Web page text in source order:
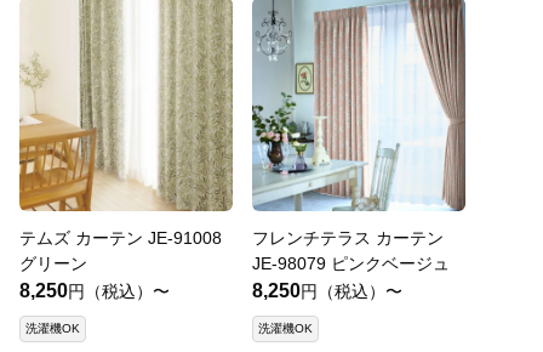
テムズ カーテン JE-91008
グリーン
8,250円（税込）〜
洗濯機OK
フレンチテラス カーテン
JE-98079 ピンクベージュ
8,250円（税込）〜
洗濯機OK